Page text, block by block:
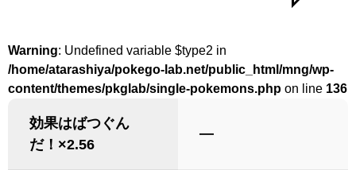
Warning: Undefined variable $type2 in
/home/atarashiya/pokego-lab.net/public_html/mng/wp-
content/themes/pkglab/single-pokemons.php on line 136
効果はばつぐん
だ！×2.56
―